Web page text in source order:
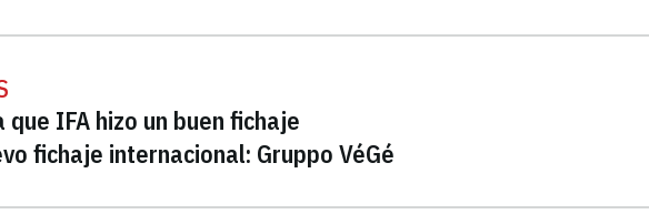
que IFA hizo un buen fichaje
fichaje internacional: Gruppo VéGé